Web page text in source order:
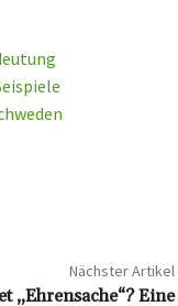
Nächster Artikel
„Ehrensache“? Eine